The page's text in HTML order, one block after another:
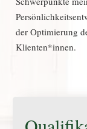
der Optimierung
Klienten*innen.